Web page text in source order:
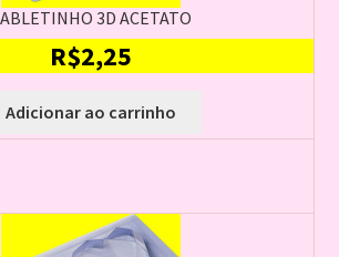
3D ACETATO
R$2,25
Adicionar ao carrinho